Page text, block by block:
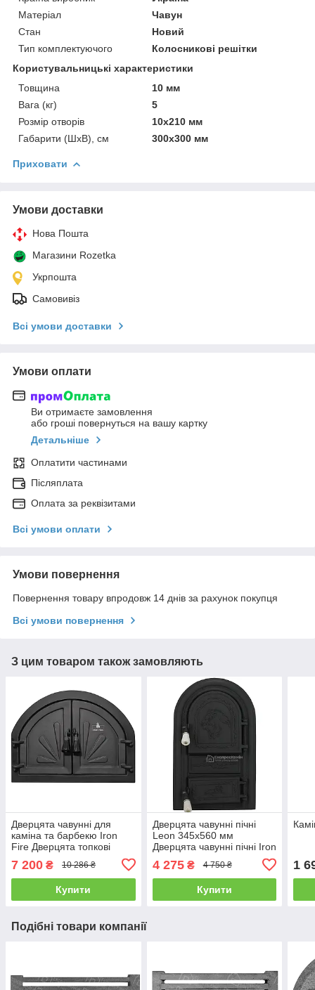
Матеріал
Чавун
Стан
Новий
Тип комплектуючого
Колосникові решітки
Користувальницькі характеристики
Товщина
10 мм
Вага (кг)
5
Розмір отворів
10х210 мм
Габарити (ШхВ), см
300х300 мм
Приховати
Умови доставки
Нова Пошта
Магазини Rozetka
Укрпошта
Самовивіз
Всі умови доставки
Умови оплати
Ви отримаєте замовлення
або гроші повернуться на вашу картку
Детальніше
Оплатити частинами
Післяплата
Оплата за реквізитами
Всі умови оплати
Умови повернення
Повернення товару впродовж 14 днів за рахунок покупця
Всі умови повернення
З цим товаром також замовляють
Дверцята чавунні для
каміна та барбекю Iron
Fire Дверцята топкові
чавунні на камін Adeline
550х410 мм
7 200 ₴ 10 286 ₴
Купити
Дверцята чавунні пічні
Leon 345x560 мм
Дверцята чавунні пічні Iron
Fire Чавунні дверцята для
печі
4 275₴ 4 750 ₴
Купити
1
Подібні товари компанії